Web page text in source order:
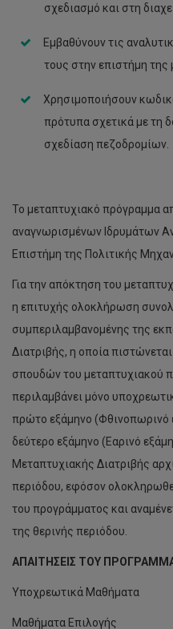
σχεδιασμό και στη
Εμβαθύνουν τις
τους στην επιστήμη της
Χρησιμοποιήσουν
πρότυπα σχετικά με τη
σχεδίαση πεζοδρομίων.
Το μεταπτυχιακό πρόγραμμα
αναγνωρισμένων Ιδρυμάτων
Επιστήμη της Πολιτικής
Για την απόκτηση του
η επιτυχής ολοκλήρωση
συμπεριλαμβανομένης της
Διατριβής, η οποία
σπουδών του μεταπτυχιακού
περιλαμβάνει μόνο
πρώτο εξάμηνο (Φθινοπωρινό
δεύτερο εξάμηνο (Εαρινό
Μεταπτυχιακής Διατριβής
περιόδου, εφόσον
του προγράμματος και
της θερινής περιόδου.
ΑΠΑΙΤΗΣΕΙΣ ΤΟΥ
Υποχρεωτικά Μαθήματα
Μαθήματα Επιλογής